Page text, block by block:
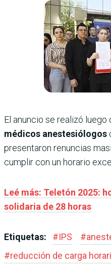
El anuncio se realizó luego
médicos anestesiólogos
presentaron renuncias
cumplir con un horario
Leé más: Teletón 2025:
solidaria de 28 horas
Etiquetas: #IPS #
#reducción de carga